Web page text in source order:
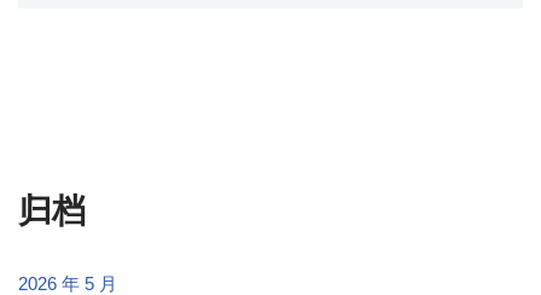
归档
2026 年 5 月